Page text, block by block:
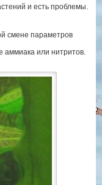
и есть проблемы.
смене параметров
или нитритов.